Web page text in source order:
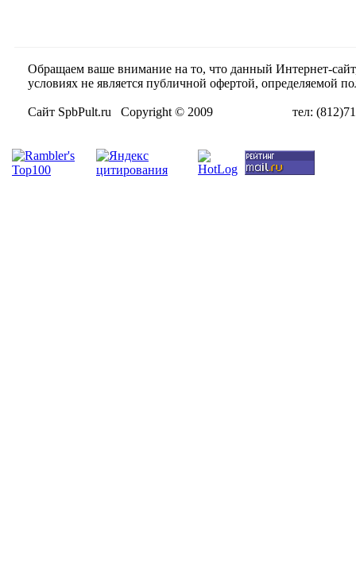
Обращаем ваше внимание на то, что данный Интернет-
условиях не является публичной офертой, определяемой
Сайт SpbPult.ru Copyright © 2009 тел: (812)716-